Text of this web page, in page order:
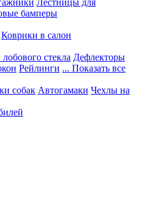
Лестницы для
бамперы
Коврики в салон
стекла Дефлекторы
Рейлинги ... Показать все
собак Автогамаки Чехлы на